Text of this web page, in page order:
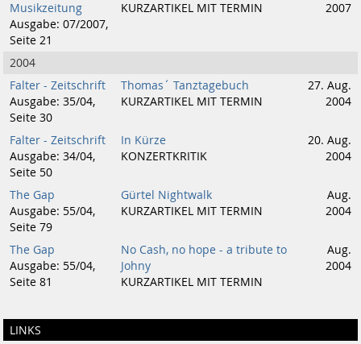
Musikzeitung
Ausgabe: 07/2007,
Seite 21
KURZARTIKEL MIT TERMIN
2007
2004
Falter - Zeitschrift
Ausgabe: 35/04,
Seite 30
Thomas´ Tanztagebuch
KURZARTIKEL MIT TERMIN
27. Aug.
2004
Falter - Zeitschrift
Ausgabe: 34/04,
Seite 50
In Kürze
KONZERTKRITIK
20. Aug.
2004
The Gap
Ausgabe: 55/04,
Seite 79
Gürtel Nightwalk
KURZARTIKEL MIT TERMIN
Aug.
2004
The Gap
Ausgabe: 55/04,
Seite 81
No Cash, no hope - a tribute to
Johny
KURZARTIKEL MIT TERMIN
Aug.
2004
LINKS